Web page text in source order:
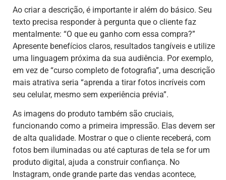
Ao criar a descrição, é importante ir além do básico. Seu
texto precisa responder à pergunta que o cliente faz
mentalmente: “O que eu ganho com essa compra?”
Apresente benefícios claros, resultados tangíveis e utilize
uma linguagem próxima da sua audiência. Por exemplo,
em vez de “curso completo de fotografia”, uma descrição
mais atrativa seria “aprenda a tirar fotos incríveis com
seu celular, mesmo sem experiência prévia”.
As imagens do produto também são cruciais,
funcionando como a primeira impressão. Elas devem ser
de alta qualidade. Mostrar o que o cliente receberá, com
fotos bem iluminadas ou até capturas de tela se for um
produto digital, ajuda a construir confiança. No
Instagram, onde grande parte das vendas acontece,